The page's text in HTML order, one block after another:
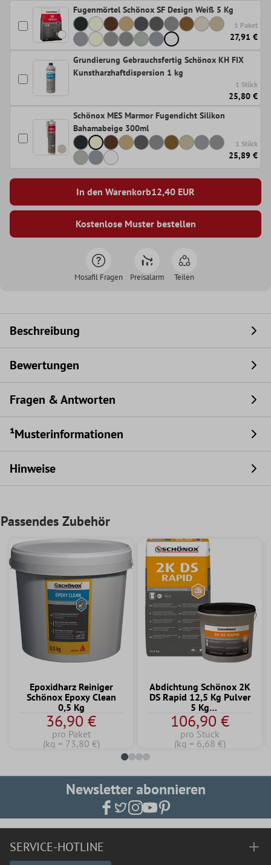
Fugenmörtel Schönox SF Design Weiß 5 Kg
1 Paket
27,91 €
Grundierung Gebrauchsfertig Schönox KH FIX
Kunstharzhaftdispersion 1 kg
1 Stück
25,80 €
Schönox MES Marmor Fugendicht Silikon
Bahamabeige 300ml
1 Stück
25,89 €
In den Warenkorb12,40 EUR
Kostenlose Muster bestellen
Mosafil Fragen Preisalarm Teilen
Beschreibung
Bewertungen
Fragen & Antworten
¹Musterinformationen
Hinweise
Passendes Zubehör
Epoxidharz Reiniger
Schönox Epoxy Clean
0,5 Kg
36,90 €
pro Paket
(kg = 73,80 €)
Abdichtung Schönox 2K
DS Rapid 12,5 Kg Pulver
5 Kg
Dispersionskomponente
106,90 €
pro Stück
(kg = 6,68 €)
Newsletter abonnieren
SERVICE-HOTLINE